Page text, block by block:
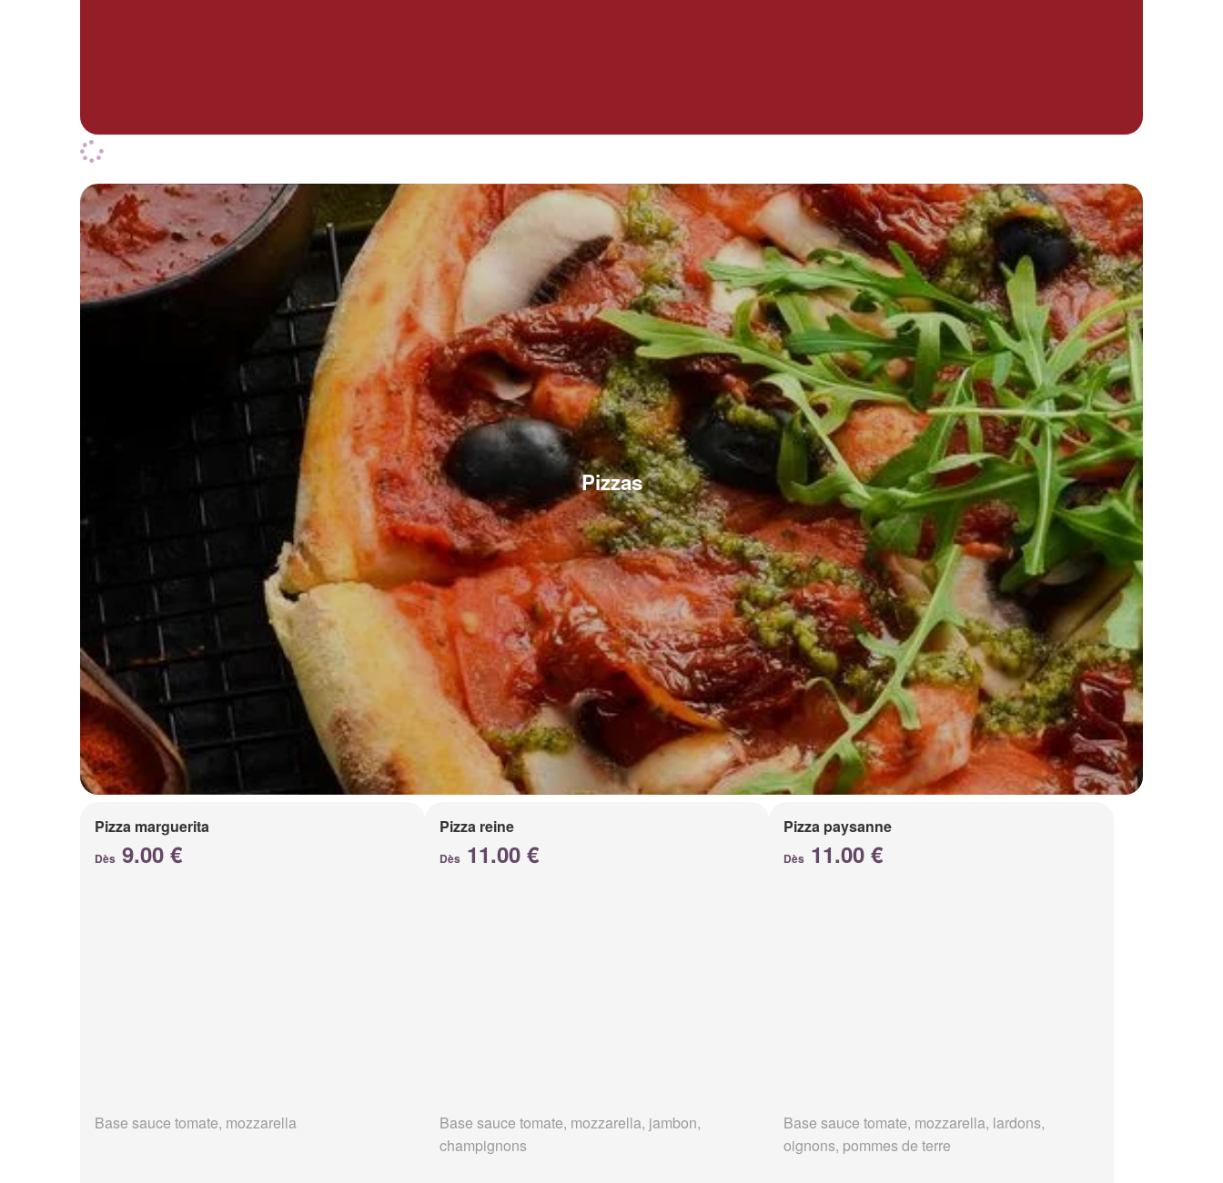
Pizzas
Pizza marguerita
Dès 9.00 €
Base sauce tomate, mozzarella
Pizza reine
Dès 11.00 €
Base sauce tomate, mozzarella, jambon,
champignons
Pizza paysanne
Dès 11.00 €
Base sauce tomate, mozzarella, lardons,
oignons, pommes de terre